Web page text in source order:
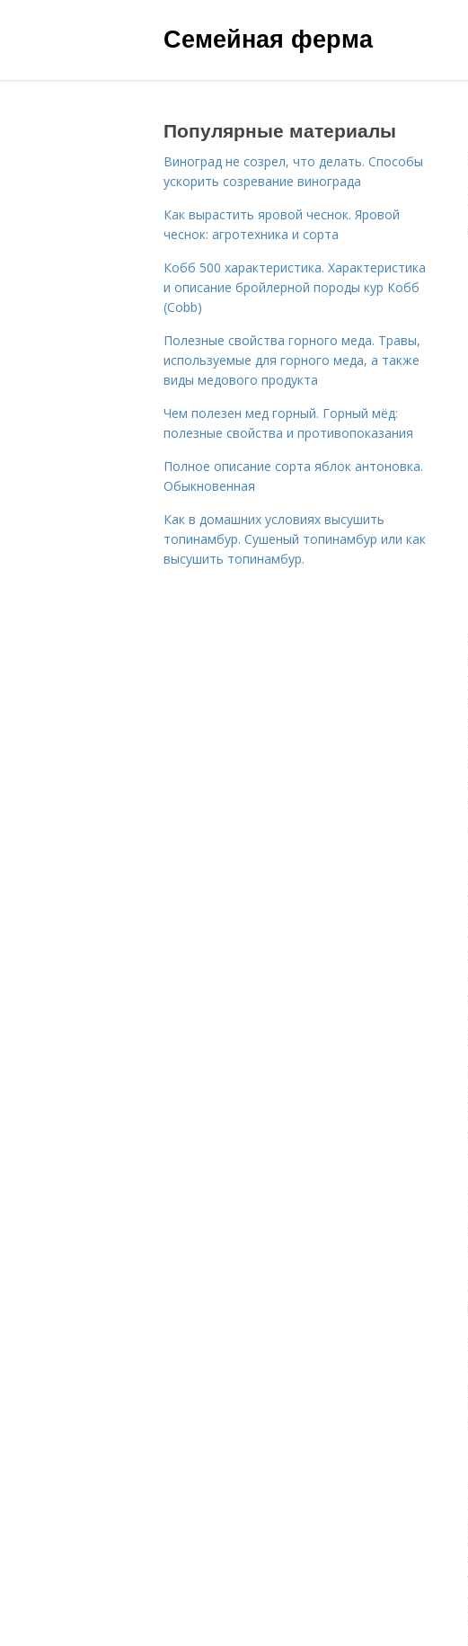
Семейная ферма
Популярные материалы
Виноград не созрел, что делать. Способы
ускорить созревание винограда
Как вырастить яровой чеснок. Яровой
чеснок: агротехника и сорта
Кобб 500 характеристика. Характеристика
и описание бройлерной породы кур Кобб
(Cobb)
Полезные свойства горного меда. Травы,
используемые для горного меда, а также
виды медового продукта
Чем полезен мед горный. Горный мёд:
полезные свойства и противопоказания
Полное описание сорта яблок антоновка.
Обыкновенная
Как в домашних условиях высушить
топинамбур. Сушеный топинамбур или как
высушить топинамбур.